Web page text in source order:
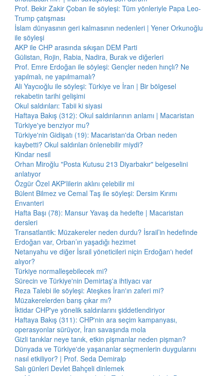
Prof. Bekir Zakir Çoban ile söyleşi: Tüm yönleriyle Papa Leo-
Trump çatışması
İslam dünyasının geri kalmasının nedenleri | Yener Orkunoğlu
ile söyleşi
AKP ile CHP arasında sıkışan DEM Parti
Gülistan, Rojin, Rabia, Nadira, Burak ve diğerleri
Prof. Emre Erdoğan ile söyleşi: Gençler neden hınçlı? Ne
yapılmalı, ne yapılmamalı?
Ali Yaycıoğlu ile söyleşi: Türkiye ve İran | Bir bölgesel
rekabetin tarihi gelişimi
Okul saldırıları: Tabii ki siyasi
Haftaya Bakış (312): Okul saldırılarının anlamı | Macaristan
Türkiye'ye benziyor mu?
Türkiye'nin Gidişatı (19): Macaristan'da Orban neden
kaybetti? Okul saldırıları önlenebilir miydi?
Kindar nesil
Orhan Miroğlu "Posta Kutusu 213 Diyarbakır" belgeselini
anlatıyor
Özgür Özel AKP'lilerin aklını çelebilir mi
Bülent Bilmez ve Cemal Taş ile söyleşi: Dersim Kırımı
Envanteri
Hafta Başı (78): Mansur Yavaş da hedefte | Macaristan
dersleri
Transatlantik: Müzakereler neden durdu? İsrail’in hedefinde
Erdoğan var, Orban’ın yaşadığı hezimet
Netanyahu ve diğer İsrail yöneticileri niçin Erdoğan'ı hedef
alıyor?
Türkiye normalleşebilecek mi?
Sürecin ve Türkiye'nin Demirtaş'a ihtiyacı var
Reza Talebi ile söyleşi: Ateşkes İran'ın zaferi mi?
Müzakerelerden barış çıkar mı?
İktidar CHP'ye yönelik saldırılarını şiddetlendiriyor
Haftaya Bakış (311): CHP'nin ara seçim kampanyası,
operasyonlar sürüyor, İran savaşında mola
Gizli tanıklar neye tanık, etkin pişmanlar neden pişman?
Dünyada ve Türkiye'de yaşananlar seçmenlerin duygularını
nasıl etkiliyor? | Prof. Seda Demiralp
Salı günleri Devlet Bahçeli dinlemek